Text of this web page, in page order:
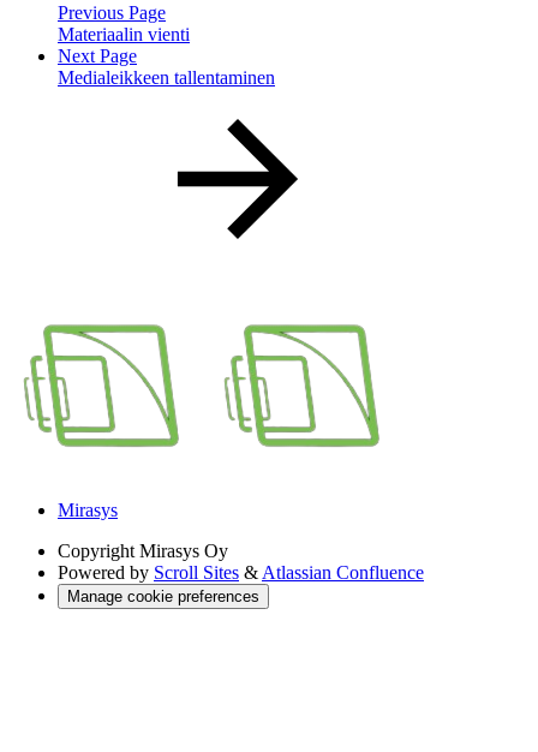
Previous Page
Materiaalin vienti
Next Page
Medialeikkeen tallentaminen
Mirasys
Copyright Mirasys Oy
Powered by Scroll Sites & Atlassian Confluence
Manage cookie preferences